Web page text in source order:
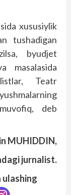
xususiylik
tushadigan
byudjet
masalasida
Teatr
deb
MUHIDDIN,
jurnalist.